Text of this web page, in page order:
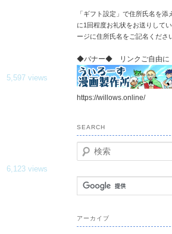
5,597 views
6,123 views
「ギフト設定」で住所氏名を
に1回程度お礼状をお送りして
ージに住所氏名をご記名くださ
◆バナー◆ リンクご自由に
https://willows.online/
SEARCH
検
索
アーカイブ